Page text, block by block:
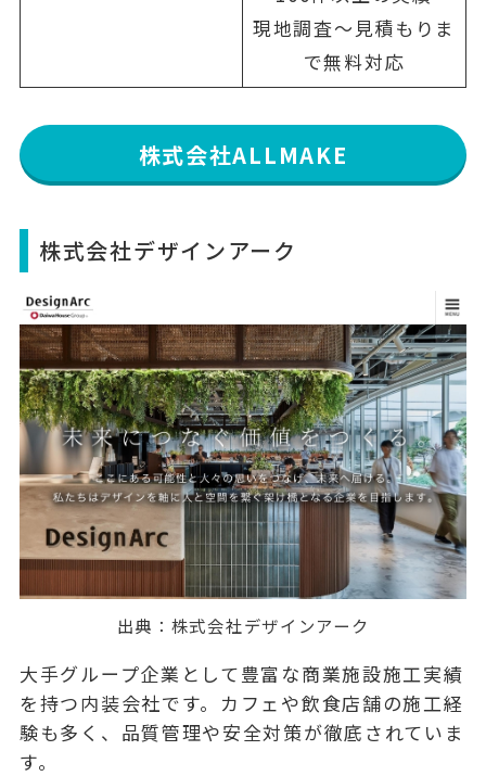
現地調査〜見積もりま
で無料対応
株式会社ALLMAKE
株式会社デザインアーク
出典： 株式会社デザインアーク
大手グループ企業として豊富な商業施設施工実績
を持つ内装会社です。カフェや飲食店舗の施工経
験も多く、品質管理や安全対策が徹底されていま
す。